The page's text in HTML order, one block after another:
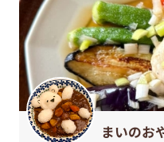
まいのお